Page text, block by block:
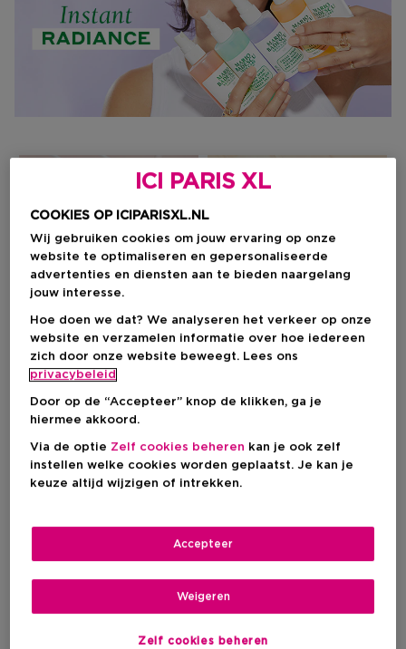
ACNE & BLEMISH BRIGHTENING
CLEANSER & TONER
HYDRATION &
ICI PARIS XL
COOKIES OP ICIPARISXL.NL
Wij gebruiken cookies om jouw ervaring op onze
website te optimaliseren en gepersonaliseerde
advertenties en diensten aan te bieden naargelang
jouw interesse.
Hoe doen we dat? We analyseren het verkeer op onze
website en verzamelen informatie over hoe iedereen
zich door onze website beweegt. Lees ons
privacybeleid
Door op de “Accepteer” knop de klikken, ga je
hiermee akkoord.
Via de optie Zelf cookies beheren kan je ook zelf
instellen welke cookies worden geplaatst. Je kan je
keuze altijd wijzigen of intrekken.
Zelf cookies beheren
Weigeren
Accepteer